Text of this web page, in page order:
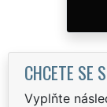
CHCETE SE
Vyplňte